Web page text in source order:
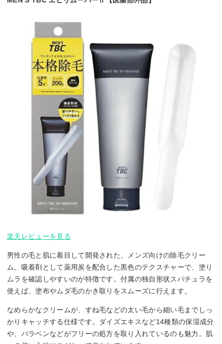
楽天レビューを見る
男性の毛と肌に着目して開発された、メンズ向けの除毛クリー
ム。吸着剤として薬用炭を配合した黒色のテクスチャーで、塗り
ムラを確認しやすいのが特徴です。付属の独自形状スパチュラを
使えば、塗布やムダ毛のかき取りをスムーズに行えます。
なめらかなクリームが、すね毛などの太い毛から細い毛までしっ
かりキャッチする仕様です。ダイズエキスなど14種類の保湿成分
や、パラベンなどがフリーの処方を取り入れているのも魅力。肌